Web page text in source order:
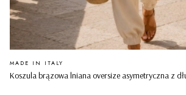
Koszula brązowa lniana oversize asymetryczna z
PRODUCENT
MADE IN ITALY